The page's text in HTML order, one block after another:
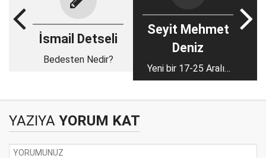
İsmail Detseli
Bedesten Nedir?
Seyit Mehmet
Deniz
Yeni bir 17-25 Aralık
girişimi
YAZIYA YORUM KAT